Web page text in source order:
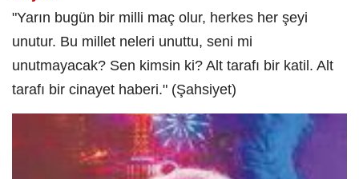
"Yarın bugün bir milli maç olur, herkes her şeyi
unutur. Bu millet neleri unuttu, seni mi
unutmayacak? Sen kimsin ki? Alt tarafı bir katil. Alt
tarafı bir cinayet haberi." (Şahsiyet)